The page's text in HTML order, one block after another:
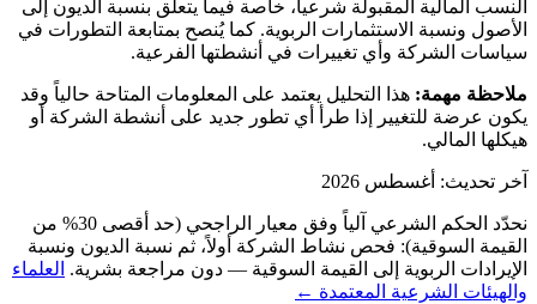
النسب المالية المقبولة شرعياً، خاصة فيما يتعلق بنسبة الديون إلى
الأصول ونسبة الاستثمارات الربوية. كما يُنصح بمتابعة التطورات في
سياسات الشركة وأي تغييرات في أنشطتها الفرعية.
ملاحظة مهمة:هذا التحليل يعتمد على المعلومات المتاحة حالياً وقد
يكون عرضة للتغيير إذا طرأ أي تطور جديد على أنشطة الشركة أو
هيكلها المالي.
آخر تحديث: أغسطس 2026
نحدّد الحكم الشرعي آلياً وفق معيار الراجحي (حد أقصى 30% من
القيمة السوقية): فحص نشاط الشركة أولاً، ثم نسبة الديون ونسبة
الإيرادات الربوية إلى القيمة السوقية — دون مراجعة بشرية. العلماء
والهيئات الشرعية المعتمدة ←